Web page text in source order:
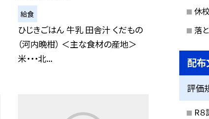
給食
ひじきごはん 牛乳 田舎汁 くだもの
（河内晩柑） ＜主な食材の産地＞
米・・・北...
休
落
配布
評価
R